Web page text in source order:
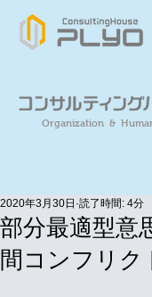
Organization &
部分最適型意
間コンフリク
2020年3月30日 読了時間: 4分